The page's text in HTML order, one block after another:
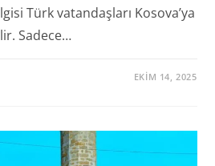
Türk vatandaşları Kosova’ya
Sadece…
EKIM 14, 2025